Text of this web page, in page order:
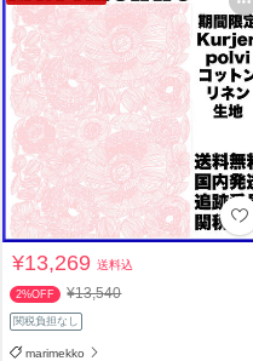
¥13,269送料込
2%OFF ¥13,540
関税負担なし
marimekko